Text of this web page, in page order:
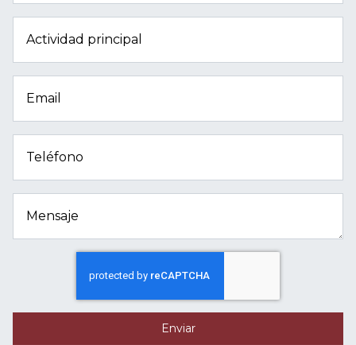
Actividad principal
Email
Teléfono
Mensaje
Enviar